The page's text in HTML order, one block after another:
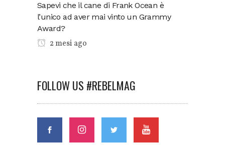
Sapevi che il cane di Frank Ocean è
l’unico ad aver mai vinto un Grammy
Award?
2 mesi ago
FOLLOW US #REBELMAG